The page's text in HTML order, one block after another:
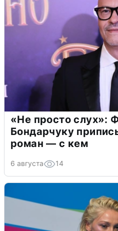
«Не просто слух»:
Бондарчуку
роман — с кем
6 августа 14